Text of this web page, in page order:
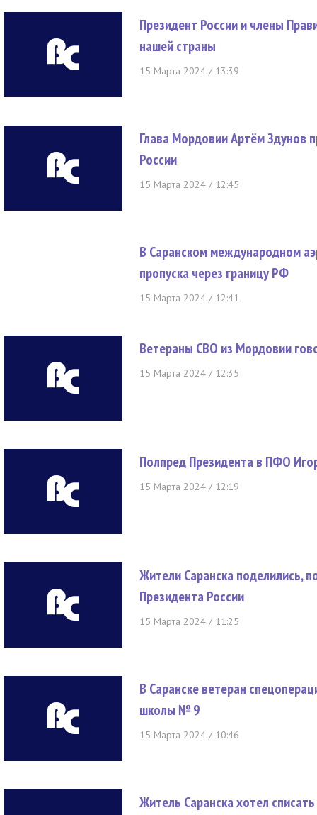
Президент России и члены
нашей страны
15 Марта 2024 / 13:39
Глава Мордовии Артём Здунов
России
15 Марта 2024 / 12:45
В Саранском международном
пропуска через границу РФ
15 Марта 2024 / 12:41
Ветераны СВО из Мордовии
15 Марта 2024 / 12:35
Полпред Президента в ПФО
15 Марта 2024 / 12:19
Жители Саранска поделились,
Президента России
15 Марта 2024 / 11:25
В Саранске ветеран
школы № 9
15 Марта 2024 / 10:46
Житель Саранска хотел